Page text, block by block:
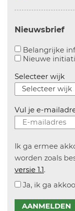
Nieuwsbrief
Belangrijke
Nieuwe
Selecteer wijk
Vul je e-
Ik ga ermee
worden zoals
versie 1.1.
Ja, ik ga
AANMELDEN